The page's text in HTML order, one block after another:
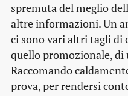
spremuta del meglio
altre informazioni. Un
ci sono vari altri tagli di
quello promozionale, di
Raccomando
prova, per rendersi